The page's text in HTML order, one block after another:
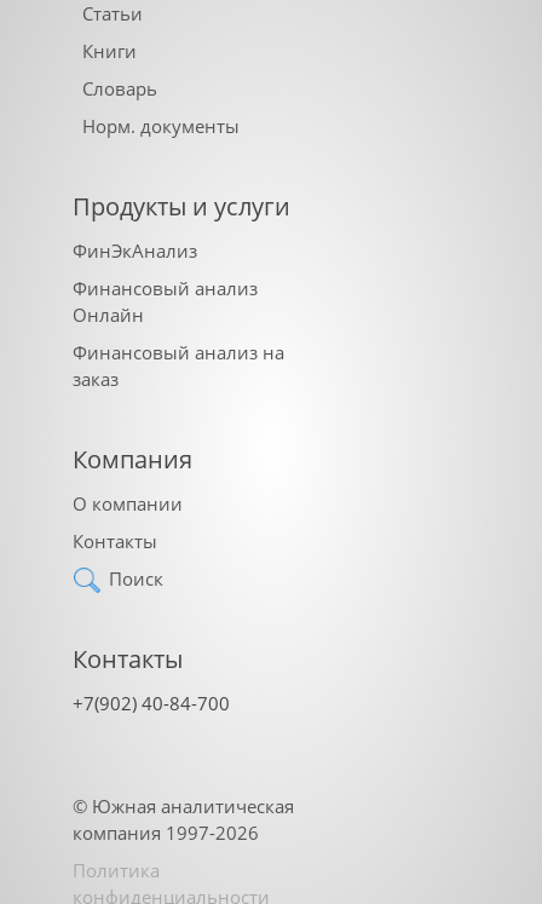
Статьи
Книги
Словарь
Норм. документы
Продукты и услуги
ФинЭкАнализ
Финансовый анализ
Онлайн
Финансовый анализ на
заказ
Компания
О компании
Контакты
Поиск
Контакты
+7(902) 40-84-700
© Южная аналитическая
компания 1997-2026
Политика
конфиденциальности